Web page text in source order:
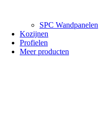
SPC Wandpanelen
Kozijnen
Profielen
Meer producten